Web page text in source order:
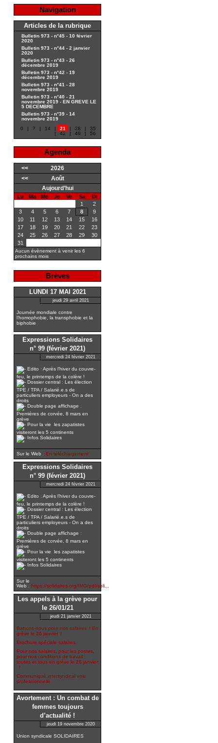
Navigation
Articles de la rubrique
Bulletin 973 - n°45 - 10 février
2020
Bulletin 973 - n°44 - 2 janvier
2020
Bulletin 973 - n°43 - 26
décembre 2019
Bulletin 973 - n°42 - 19
décembre 2019
Bulletin 973 - n°41 - 28
novembre 2019
Bulletin 973 - n°40 - 21
novembre 2019 - EN GREVE LE
5 DECEMBRE
Bulletin 973 - n°39 - 14
novembre 2019
0
| 7 | 14 | 21 | 28 |
35
|
42 | 49 | 56
Agenda
<<
2026
<<
Août
Aujourd’hui
Lu Ma Me Je Ve Sa
Di
1
2
3
4 5 6 7 8
9
10
11 12 13 14 15
16
17
18 19 20 21 22
23
24
25 26 27 28 29
30
31
Aucun évènement à venir les 6
prochains mois
Brèves
LUNDI 17 MAI 2021
jeudi 29 avril 2021
Journée mondiale contre
l’homophobie, la transphobie et la
biphobie
Expressions Solidaires
n° 99 (février 2021)
mercredi 24 février 2021
Edito : Après l’hiver du couvre-
feu, le printemps de la colère !
Dossier central : Les élection
TPE / TPA / Salarié.e.s de
particuliers employeurs - On a des
droits
Double page affichage :
Premières de corvée, 8 mars en
grève
Pour la vie. les zapatistes
visiteront les 5 continents
Infos Solidaires
Sur le Web : En téléchargement
Expressions Solidaires
n° 99 (février 2021)
mercredi 24 février 2021
Edito : Après l’hiver du couvre-
feu, le printemps de la colère !
Dossier central : Les élection
TPE / TPA / Salarié.e.s de
particuliers employeurs - On a des
droits
Double page affichage :
Premières de corvée, 8 mars en
grève
Pour la vie. les zapatistes
visiteront les 5 continents
Infos Solidaires
Sur le
Web : https://solidaires.org/IMG/pdf/soli...
Les appels à la grève pour
le 26/01/21
jeudi 21 janvier 2021
Battons-nous pour nos salaires ! En
grève le 26 janvier !
Brochure spéciale salaires
Pour nos salaires, pour les postes,
pour nos conditions de travail :
toutes et tous en grève le 26 janvier
!
Communiqué intersyndical voie
professionnelle
Avortement : Un combat de
femmes toujours
d’actualité !
jeudi 19 novembre 2020
Union syndicale SOLIDAIRES